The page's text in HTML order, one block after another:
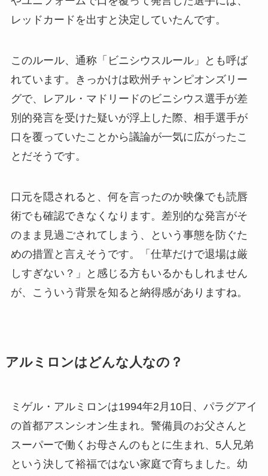
レッドカードを出すと決定していたんです。
このルール、通称「ビニシウスルール」とも呼ば
れています。きっかけは欧州チャンピオンズリー
グで、レアル・マドリードのビニシウス選手が差
別的発言を受けた疑いが浮上した際、相手選手が
口を覆っていたことから議論が一気に広がったこ
とだそうです。
口元を隠されると、何を言ったのか映像でも読唇
術でも確認できなくなります。差別的な発言がそ
のまま見過ごされてしまう、という事態を防ぐた
めの措置と言えそうです。「仕草だけで退場は厳
しすぎない？」と感じる方もいるかもしれません
が、こういう背景を知ると納得感がありますね。
アルミロンはどんな人なの？
ミゲル・アルミロンは1994年2月10日、パラグアイ
の首都アスンシオン生まれ。警備員のお父さんと
スーパーで働くお母さんのもとに生まれ、5人兄弟
という決して裕福ではない家庭で育ちました。幼